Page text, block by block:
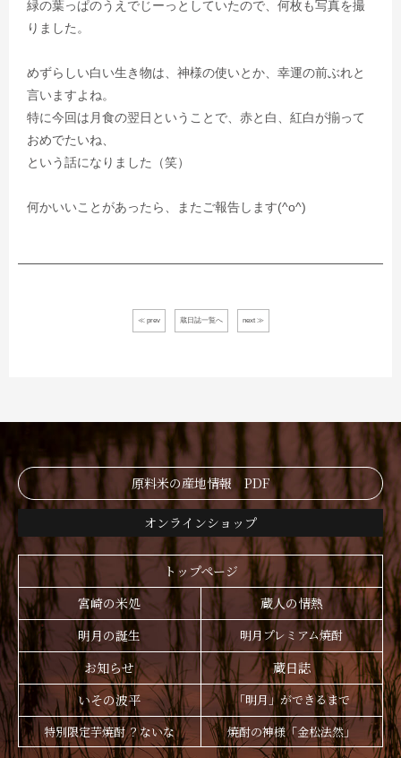
緑の葉っぱのうえでじーっとしていたので、何枚も写真を撮
りました。
めずらしい白い生き物は、神様の使いとか、幸運の前ぶれと
言いますよね。
特に今回は月食の翌日ということで、赤と白、紅白が揃って
おめでたいね、
という話になりました（笑）
何かいいことがあったら、またご報告します(^o^)
≪ prev 蔵日誌一覧へ next ≫
原料米の産地情報 PDF
オンラインショップ
トップページ
宮崎の米処
蔵人の情熱
明月の誕生
明月プレミアム焼酎
お知らせ
蔵日誌
いその波平
「明月」ができるまで
特別限定芋焼酎 ？ないな
焼酎の神様「金松法然」